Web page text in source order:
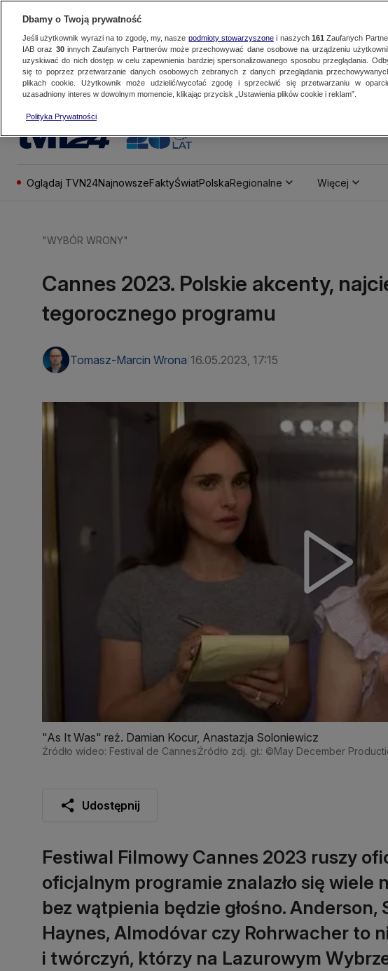
Oglądaj TVN24NajnowszeFaktyŚwiatPolskaRegionalne Więcej
"WYBÓR WRONY"
Cannes 2023. Polskie akcenty,
tegorocznego programu
Tomasz-Marcin Wrona 16.05.2023, 17:15
"As It Was" reż. Damian Kocur, Anastazja Soloniewicz
Źródło wideo: Festival de CannesŹródło zdj. gł.: ©May December
Udostępnij
Festiwal Filmowy Cannes 2023 ruszy
oficjalnym programie znalazło się wiele
bez wątpienia będzie głośno. Anderson,
Haynes, Almodóvar czy Rohrwacher to
i twórczyń, którzy na Lazurowym
Dbamy o Twoją prywatność
Jeśli użytkownik wyrazi na to zgodę, my, nasze podmioty stowarzyszonei naszych 161 Zaufanych
IAB oraz 30innych Zaufanych Partnerów może przechowywać dane osobowe na urządzeniu
uzyskiwać do nich dostęp w celu zapewnienia bardziej spersonalizowanego sposobu przeglądania.
się to poprzez przetwarzanie danych osobowych zebranych z danych przeglądania
plikach cookie. Użytkownik może udzielić/wycofać zgodę i sprzeciwić się przetwarzaniu w
uzasadniony interes w dowolnym momencie, klikając przycisk „Ustawienia plików cookie i reklam”.
Polityka Prywatności